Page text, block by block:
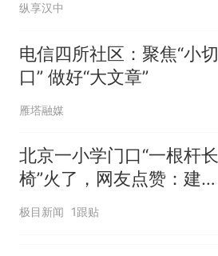
纵享汉中
电信四所社区：聚焦“小切
口” 做好“大文章”
雁塔融媒
北京一小学门口“一根杆长
椅”火了，网友点赞：建议
全国推广
极目新闻 1跟贴